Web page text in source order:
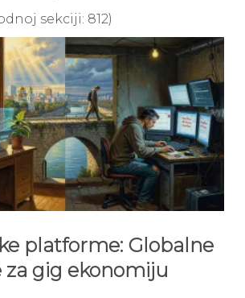
sekciji: 812)
platforme: Globalne
gig ekonomiju